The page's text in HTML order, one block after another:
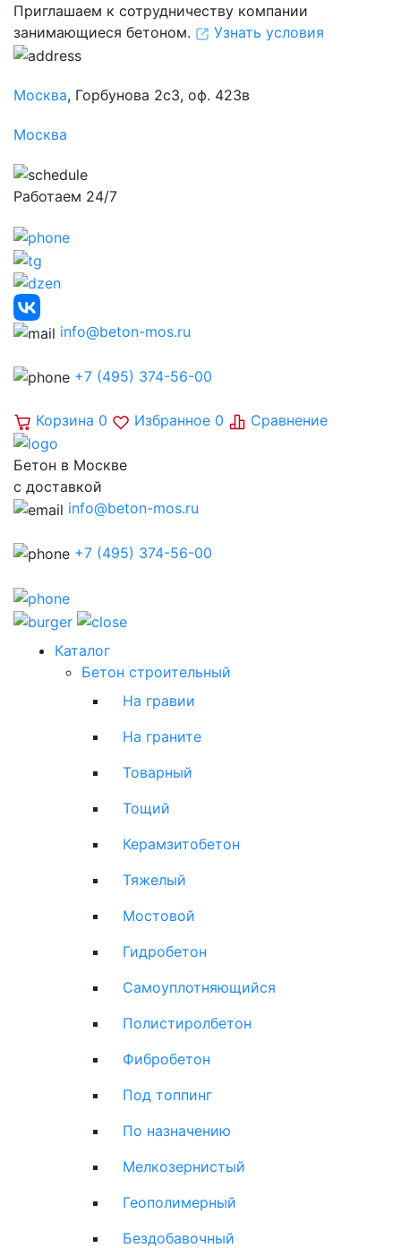
Приглашаем к сотрудничеству компании
занимающиеся бетоном.
Узнать условия
Москва, Горбунова 2с3, оф. 423в
Москва
Работаем 24/7
info@beton-mos.ru
+7 (495) 374-56-00
Корзина 0 Избранное 0 Сравнение
Бетон в Москве
с доставкой
info@beton-mos.ru
+7 (495) 374-56-00
Каталог
Бетон строительный
На гравии
На граните
Товарный
Тощий
Керамзитобетон
Тяжелый
Мостовой
Гидробетон
Самоуплотняющийся
Полистиролбетон
Фибробетон
Под топпинг
По назначению
Мелкозернистый
Геополимерный
Бездобавочный